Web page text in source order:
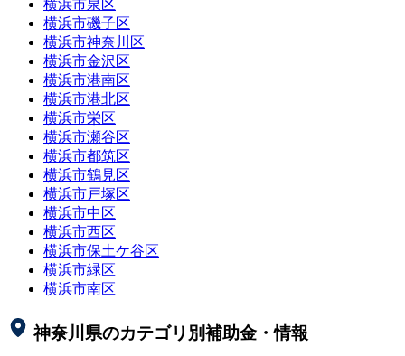
横浜市泉区
横浜市磯子区
横浜市神奈川区
横浜市金沢区
横浜市港南区
横浜市港北区
横浜市栄区
横浜市瀬谷区
横浜市都筑区
横浜市鶴見区
横浜市戸塚区
横浜市中区
横浜市西区
横浜市保土ケ谷区
横浜市緑区
横浜市南区
神奈川県のカテゴリ別補助金・情報